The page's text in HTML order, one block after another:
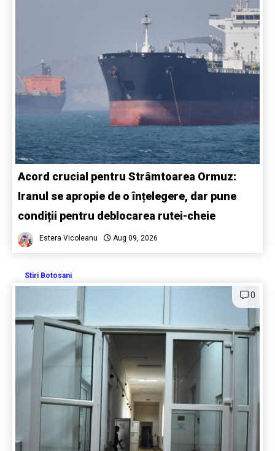
Acord crucial pentru Strâmtoarea Ormuz:
Iranul se apropie de o înțelegere, dar pune
condiții pentru deblocarea rutei-cheie
Estera Vicoleanu Aug 09, 2026
Stiri Botosani
0